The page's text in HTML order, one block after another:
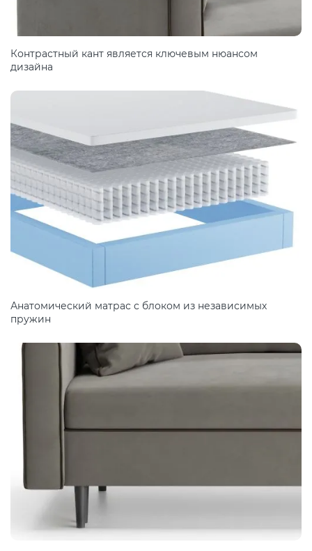
Контрастный кант является ключевым нюансом
дизайна
Анатомический матрас с блоком из независимых
пружин